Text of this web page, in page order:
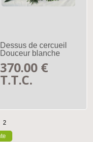
Dessus de cercueil
Douceur blanche
370.00 €
T.T.C.
2